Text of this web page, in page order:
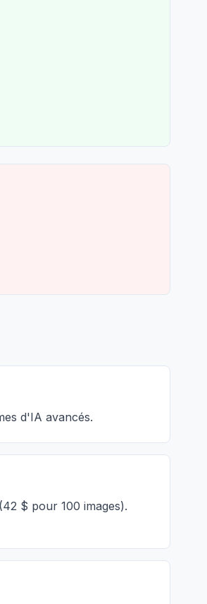
d'IA avancés.
$ pour 100 images).